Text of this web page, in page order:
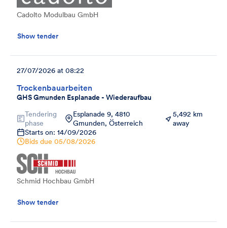
Cadolto Modulbau GmbH
Show tender
Trockenbauarbeiten
GHS Gmunden Esplanade - Wiederaufbau
27/07/2026 at 08:22
Tendering
phase
Esplanade 9, 4810
Gmunden, Österreich
5,492 km
away
Starts on: 14/09/2026
Bids due 05/08/2026
Schmid Hochbau GmbH
Show tender